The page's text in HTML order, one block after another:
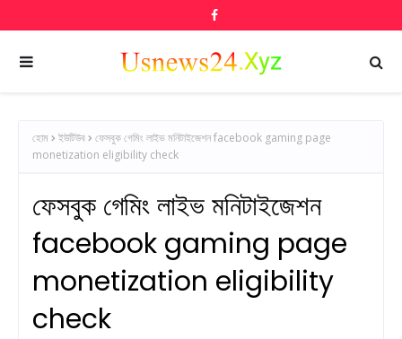
হোম ইউটিউব
ফেসবুক গেমিং লাইভ মনিটাইজেশন facebook gaming page
monetization eligibility check
ফেসবুক গেমিং লাইভ মনিটাইজেশন
facebook gaming page
monetization eligibility
check